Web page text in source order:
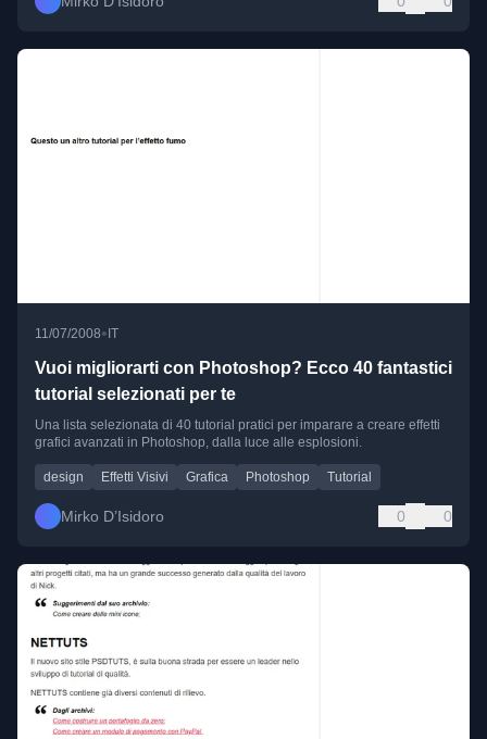
11/07/2008• IT
Vuoi migliorarti con Photoshop? Ecco 40 fantastici
tutorial selezionati per te
Una lista selezionata di 40 tutorial pratici per imparare a creare effetti
grafici avanzati in Photoshop, dalla luce alle esplosioni.
design Effetti Visivi Grafica Photoshop Tutorial
Mirko D’Isidoro 0 0